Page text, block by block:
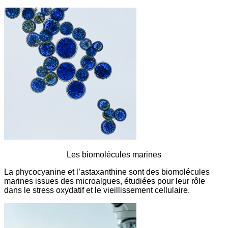
Les biomolécules marines
La phycocyanine et l’astaxanthine sont des biomolécules
marines issues des microalgues, étudiées pour leur rôle
dans le stress oxydatif et le vieillissement cellulaire.